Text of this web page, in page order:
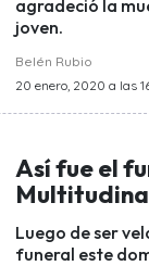
agradeció la
joven.
Belén Rubio
20 enero, 2020 a las
Así fue el
Luego de ser
funeral este